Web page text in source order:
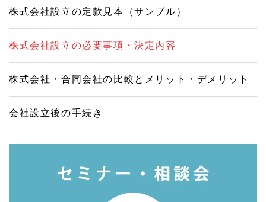
株式会社設立の定款見本（サンプル）
株式会社設立の必要事項・決定内容
株式会社・合同会社の比較とメリット・デメリット
会社設立後の手続き